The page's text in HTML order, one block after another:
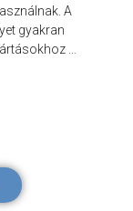
A
gyakran
…